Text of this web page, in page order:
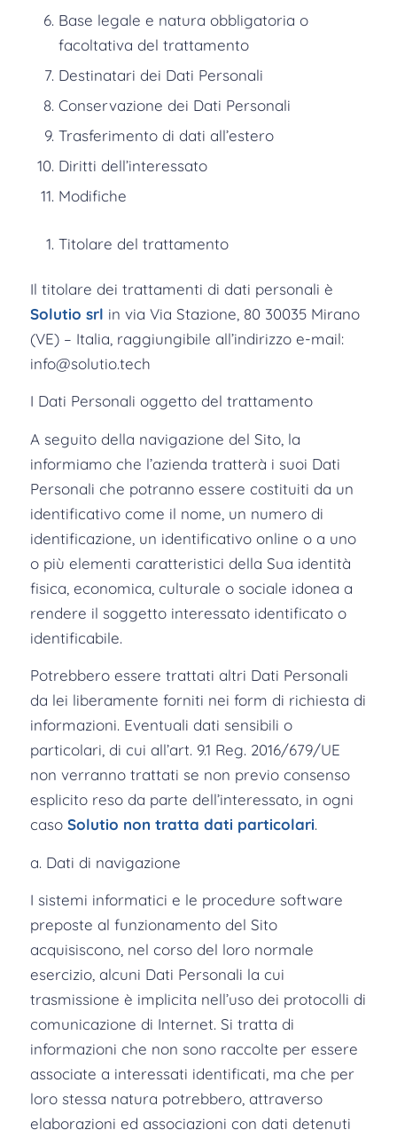
Base legale e natura obbligatoria o
facoltativa del trattamento
Destinatari dei Dati Personali
Conservazione dei Dati Personali
Trasferimento di dati all’estero
Diritti dell’interessato
Modifiche
Titolare del trattamento
Il titolare dei trattamenti di dati personali è
Solutio srl in via Via Stazione, 80 30035 Mirano
(VE) – Italia, raggiungibile all’indirizzo e-mail:
info@solutio.tech
I Dati Personali oggetto del trattamento
A seguito della navigazione del Sito, la
informiamo che l’azienda tratterà i suoi Dati
Personali che potranno essere costituiti da un
identificativo come il nome, un numero di
identificazione, un identificativo online o a uno
o più elementi caratteristici della Sua identità
fisica, economica, culturale o sociale idonea a
rendere il soggetto interessato identificato o
identificabile.
Potrebbero essere trattati altri Dati Personali
da lei liberamente forniti nei form di richiesta di
informazioni. Eventuali dati sensibili o
particolari, di cui all’art. 9.1 Reg. 2016/679/UE
non verranno trattati se non previo consenso
esplicito reso da parte dell’interessato, in ogni
caso Solutio non tratta dati particolari.
a. Dati di navigazione
I sistemi informatici e le procedure software
preposte al funzionamento del Sito
acquisiscono, nel corso del loro normale
esercizio, alcuni Dati Personali la cui
trasmissione è implicita nell’uso dei protocolli di
comunicazione di Internet. Si tratta di
informazioni che non sono raccolte per essere
associate a interessati identificati, ma che per
loro stessa natura potrebbero, attraverso
elaborazioni ed associazioni con dati detenuti